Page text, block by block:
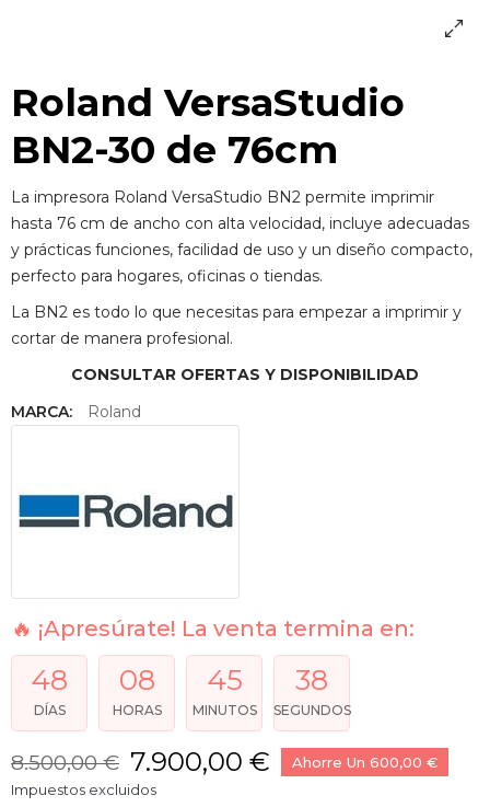
Roland VersaStudio
BN2-30 de 76cm
La impresora Roland VersaStudio BN2 permite imprimir
hasta 76 cm de ancho con alta velocidad, incluye adecuadas
y prácticas funciones, facilidad de uso y un diseño compacto,
perfecto para hogares, oficinas o tiendas.
La BN2 es todo lo que necesitas para empezar a imprimir y
cortar de manera profesional.
CONSULTAR OFERTAS Y DISPONIBILIDAD
MARCA:
Roland
🔥 ¡Apresúrate! La venta termina en:
48
DÍAS
08
HORAS
45
MINUTOS
38
SEGUNDOS
8.500,00 € 7.900,00 €
Ahorre Un 600,00 €
Impuestos excluidos